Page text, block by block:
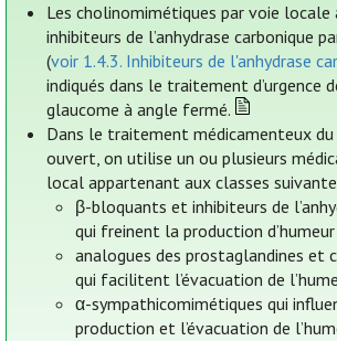
Les cholinomimétiques par voie locale
inhibiteurs de l’anhydrase carbonique
(voir 1.4.3. Inhibiteurs de l'anhydrase
indiqués dans le traitement d’urgence
glaucome à angle fermé.
Dans le traitement médicamenteux
ouvert, on utilise un ou plusieurs
local appartenant aux classes
β-bloquants et inhibiteurs de
qui freinent la production d’humeur
analogues des prostaglandines et
qui facilitent l’évacuation de
α-sympathicomimétiques qui
production et l’évacuation de